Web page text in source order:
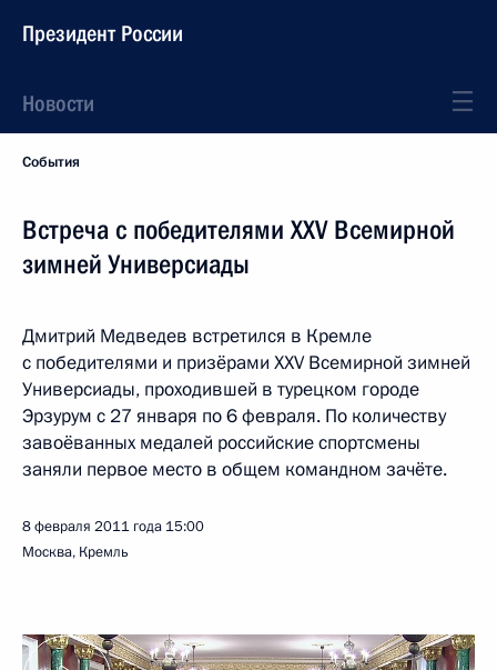
Президент России
Новости
События
Встреча с победителями XXV Всемирной
зимней Универсиады
Дмитрий Медведев встретился в Кремле
с победителями и призёрами XXV Всемирной зимней
Универсиады, проходившей в турецком городе
Эрзурум с 27 января по 6 февраля. По количеству
завоёванных медалей российские спортсмены
заняли первое место в общем командном зачёте.
8 февраля 2011 года 15:00
Москва, Кремль